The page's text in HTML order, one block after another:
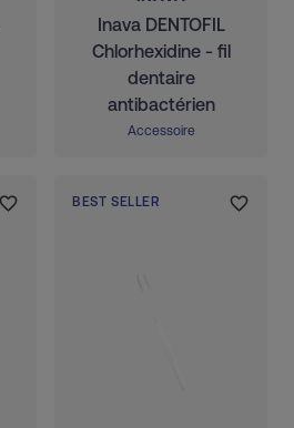
Inava DENTOFIL
Chlorhexidine - fil
dentaire
antibactérien
Accessoire
BEST SELLER